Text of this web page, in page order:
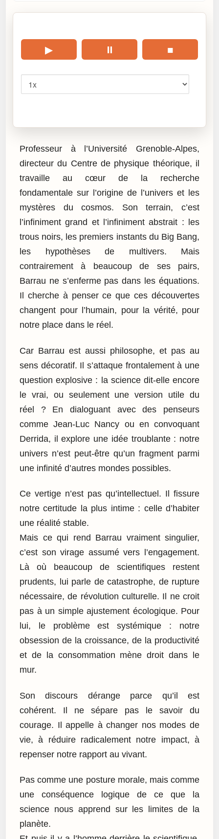
▶ ⏸ ■
Professeur à l’Université Grenoble-Alpes,
directeur du Centre de physique théorique, il
travaille au cœur de la recherche
fondamentale sur l’origine de l’univers et les
mystères du cosmos. Son terrain, c’est
l’infiniment grand et l’infiniment abstrait : les
trous noirs, les premiers instants du Big Bang,
les hypothèses de multivers. Mais
contrairement à beaucoup de ses pairs,
Barrau ne s’enferme pas dans les équations.
Il cherche à penser ce que ces découvertes
changent pour l’humain, pour la vérité, pour
notre place dans le réel.
Car Barrau est aussi philosophe, et pas au
sens décoratif. Il s’attaque frontalement à une
question explosive : la science dit-elle encore
le vrai, ou seulement une version utile du
réel ? En dialoguant avec des penseurs
comme Jean-Luc Nancy ou en convoquant
Derrida, il explore une idée troublante : notre
univers n’est peut-être qu’un fragment parmi
une infinité d’autres mondes possibles.
Ce vertige n’est pas qu’intellectuel. Il fissure
notre certitude la plus intime : celle d’habiter
une réalité stable.
Mais ce qui rend Barrau vraiment singulier,
c’est son virage assumé vers l’engagement.
Là où beaucoup de scientifiques restent
prudents, lui parle de catastrophe, de rupture
nécessaire, de révolution culturelle. Il ne croit
pas à un simple ajustement écologique. Pour
lui, le problème est systémique : notre
obsession de la croissance, de la productivité
et de la consommation mène droit dans le
mur.
Son discours dérange parce qu’il est
cohérent. Il ne sépare pas le savoir du
courage. Il appelle à changer nos modes de
vie, à réduire radicalement notre impact, à
repenser notre rapport au vivant.
Pas comme une posture morale, mais comme
une conséquence logique de ce que la
science nous apprend sur les limites de la
planète.